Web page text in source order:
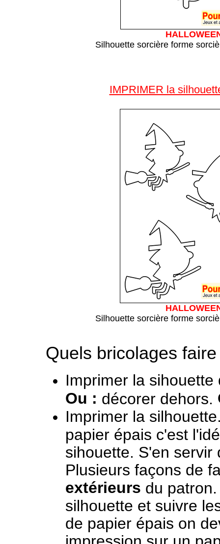
Silhouette sorcière forme
IMPRIMER la
Silhouette sorcière forme
Quels bricolages
Imprimer la
Ou : décorer dehors.
Imprimer la
papier épais c'est
sihouette. S'en
Plusieurs façons de
extérieurs du patron.
silhouette et suivre
de papier épais on